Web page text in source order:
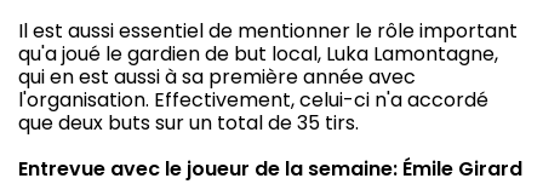
Il est aussi essentiel de mentionner le rôle important
qu'a joué le gardien de but local, Luka Lamontagne,
qui en est aussi à sa première année avec
l'organisation. Effectivement, celui-ci n'a accordé
que deux buts sur un total de 35 tirs.
Entrevue avec le joueur de la semaine: Émile Girard